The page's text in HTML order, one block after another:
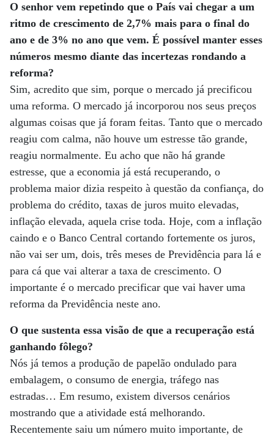
O senhor vem repetindo que o País vai chegar a um
ritmo de crescimento de 2,7% mais para o final do
ano e de 3% no ano que vem. É possível manter esses
números mesmo diante das incertezas rondando a
reforma?
Sim, acredito que sim, porque o mercado já precificou
uma reforma. O mercado já incorporou nos seus preços
algumas coisas que já foram feitas. Tanto que o mercado
reagiu com calma, não houve um estresse tão grande,
reagiu normalmente. Eu acho que não há grande
estresse, que a economia já está recuperando, o
problema maior dizia respeito à questão da confiança, do
problema do crédito, taxas de juros muito elevadas,
inflação elevada, aquela crise toda. Hoje, com a inflação
caindo e o Banco Central cortando fortemente os juros,
não vai ser um, dois, três meses de Previdência para lá e
para cá que vai alterar a taxa de crescimento. O
importante é o mercado precificar que vai haver uma
reforma da Previdência neste ano.
O que sustenta essa visão de que a recuperação está
ganhando fôlego?
Nós já temos a produção de papelão ondulado para
embalagem, o consumo de energia, tráfego nas
estradas… Em resumo, existem diversos cenários
mostrando que a atividade está melhorando.
Recentemente saiu um número muito importante, de